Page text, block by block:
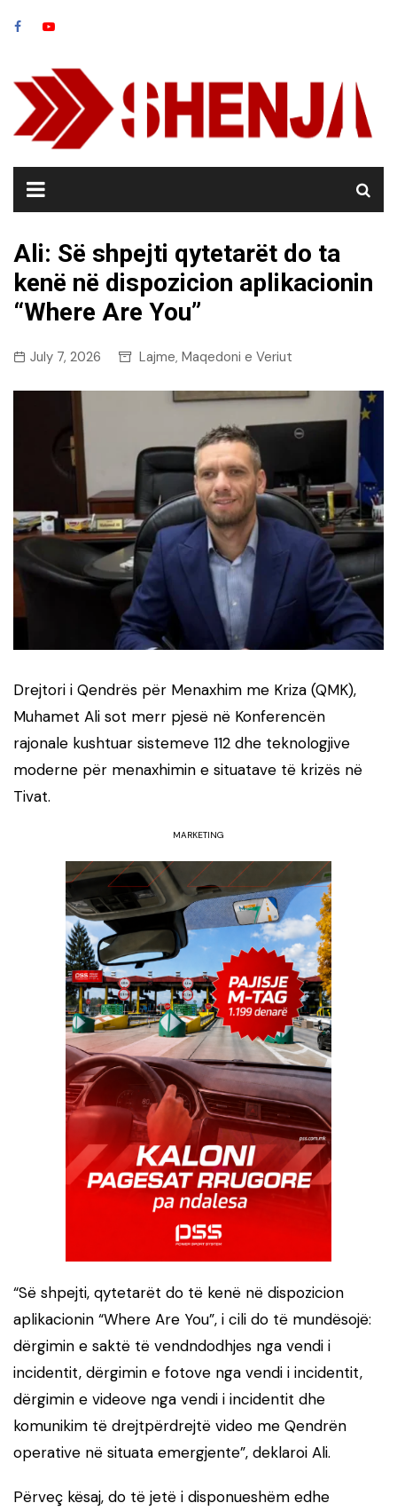
Ali: Së shpejti qytetarët do ta
kenë në dispozicion aplikacionin
“Where Are You”
July 7, 2026 Lajme, Maqedoni e Veriut
Drejtori i Qendrës për Menaxhim me Kriza (QMK),
Muhamet Ali sot merr pjesë në Konferencën
rajonale kushtuar sistemeve 112 dhe teknologjive
moderne për menaxhimin e situatave të krizës në
Tivat.
MARKETING
“Së shpejti, qytetarët do të kenë në dispozicion
aplikacionin “Where Are You”, i cili do të mundësojë:
dërgimin e saktë të vendndodhjes nga vendi i
incidentit, dërgimin e fotove nga vendi i incidentit,
dërgimin e videove nga vendi i incidentit dhe
komunikim të drejtpërdrejtë video me Qendrën
operative në situata emergjente”, deklaroi Ali.
Përveç kësaj, do të jetë i disponueshëm edhe